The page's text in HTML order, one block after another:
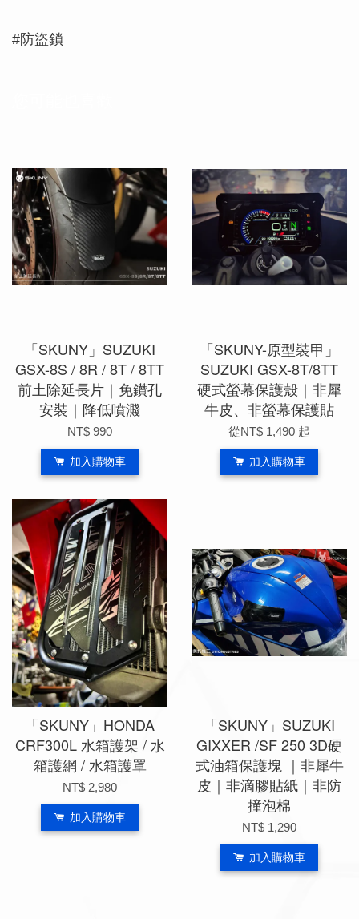
#防盜鎖
「SKUNY」SUZUKI
GSX-8S / 8R / 8T / 8TT
前土除延長片｜免鑽孔
安裝｜降低噴濺
NT$ 990
加入購物車
「SKUNY-原型裝甲」
SUZUKI GSX-8T/8TT
硬式螢幕保護殼｜非犀
牛皮、非螢幕保護貼
從NT$ 1,490 起
加入購物車
「SKUNY」HONDA
CRF300L 水箱護架 / 水
箱護網 / 水箱護罩
NT$ 2,980
加入購物車
「SKUNY」SUZUKI
GIXXER /SF 250 3D硬
式油箱保護塊 ｜非犀牛
皮｜非滴膠貼紙｜非防
撞泡棉
NT$ 1,290
加入購物車